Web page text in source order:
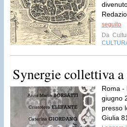
seguito
Da
Synergie collettiva
Roma -
giugno
presso
Giulia